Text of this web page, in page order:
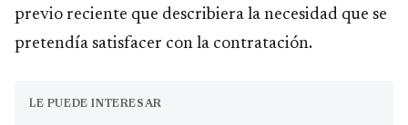
previo reciente que describiera la necesidad que se
pretendía satisfacer con la contratación.
LE PUEDE INTERESAR